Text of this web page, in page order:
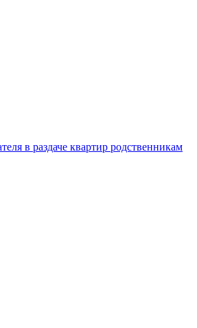
в раздаче квартир родственникам